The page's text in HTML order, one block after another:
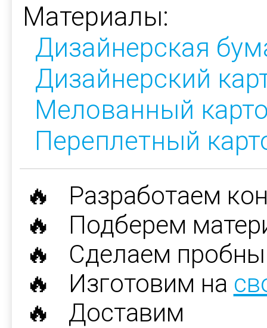
Материалы:
Дизайнерская
Дизайнерский
Мелованный
Переплетный
🔥 Разработаем
🔥 Подберем
🔥 Сделаем
🔥 Изготовим на
🔥 Доставим